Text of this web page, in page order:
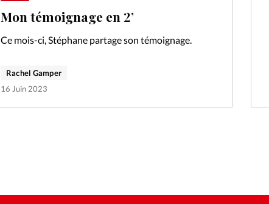
Mon témoignage en 2’
Ce mois-ci, Stéphane partage son témoignage.
Rachel Gamper
16 Juin 2023